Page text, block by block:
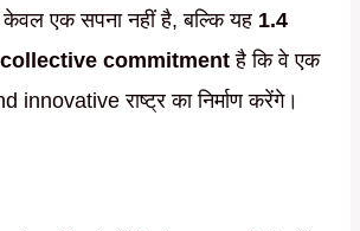
केवल एक सपना नहीं है, बल्कि यह 1.4
collective commitment है कि वे एक
innovative राष्ट्र का निर्माण करेंगे।